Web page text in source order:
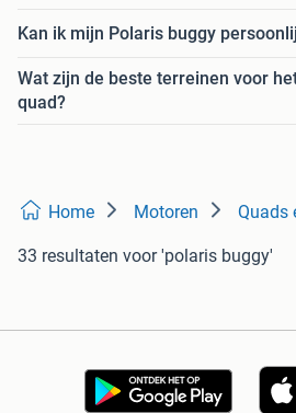
Kan ik mijn Polaris buggy
Wat zijn de beste terreinen voor
quad?
Home Motoren Quads
33 resultaten voor 'polaris buggy'